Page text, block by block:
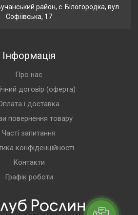
район, с. Білогородка, вул.
Софіївська, 17
Інформація
Про нас
договір (оферта)
і доставка
повернення товару
Часті запитання
конфіденційності
Контакти
Графік роботи